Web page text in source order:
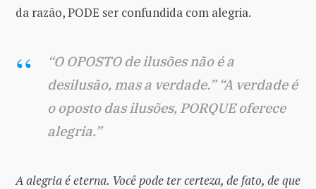
da razão, PODE ser confundida com alegria.
“O OPOSTO de ilusões não é a
desilusão, mas a verdade.” “A verdade é
o oposto das ilusões, PORQUE oferece
alegria.”
A alegria é eterna. Você pode ter certeza, de fato, de que